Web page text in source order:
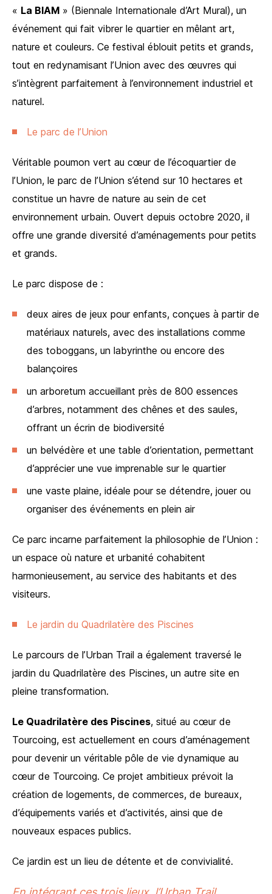
« La BIAM » (Biennale Internationale d’Art Mural), un
événement qui fait vibrer le quartier en mêlant art,
nature et couleurs. Ce festival éblouit petits et grands,
tout en redynamisant l’Union avec des œuvres qui
s’intègrent parfaitement à l’environnement industriel et
naturel.
Le parc de l’Union
Véritable poumon vert au cœur de l’écoquartier de
l’Union, le parc de l’Union s’étend sur 10 hectares et
constitue un havre de nature au sein de cet
environnement urbain. Ouvert depuis octobre 2020, il
offre une grande diversité d’aménagements pour petits
et grands.
Le parc dispose de :
deux aires de jeux pour enfants, conçues à partir de
matériaux naturels, avec des installations comme
des toboggans, un labyrinthe ou encore des
balançoires
un arboretum accueillant près de 800 essences
d’arbres, notamment des chênes et des saules,
offrant un écrin de biodiversité
un belvédère et une table d’orientation, permettant
d’apprécier une vue imprenable sur le quartier
une vaste plaine, idéale pour se détendre, jouer ou
organiser des événements en plein air
Ce parc incarne parfaitement la philosophie de l’Union :
un espace où nature et urbanité cohabitent
harmonieusement, au service des habitants et des
visiteurs.
Le jardin du Quadrilatère des Piscines
Le parcours de l’Urban Trail a également traversé le
jardin du Quadrilatère des Piscines, un autre site en
pleine transformation.
Le Quadrilatère des Piscines, situé au cœur de
Tourcoing, est actuellement en cours d’aménagement
pour devenir un véritable pôle de vie dynamique au
cœur de Tourcoing. Ce projet ambitieux prévoit la
création de logements, de commerces, de bureaux,
d’équipements variés et d’activités, ainsi que de
nouveaux espaces publics.
Ce jardin est un lieu de détente et de convivialité.